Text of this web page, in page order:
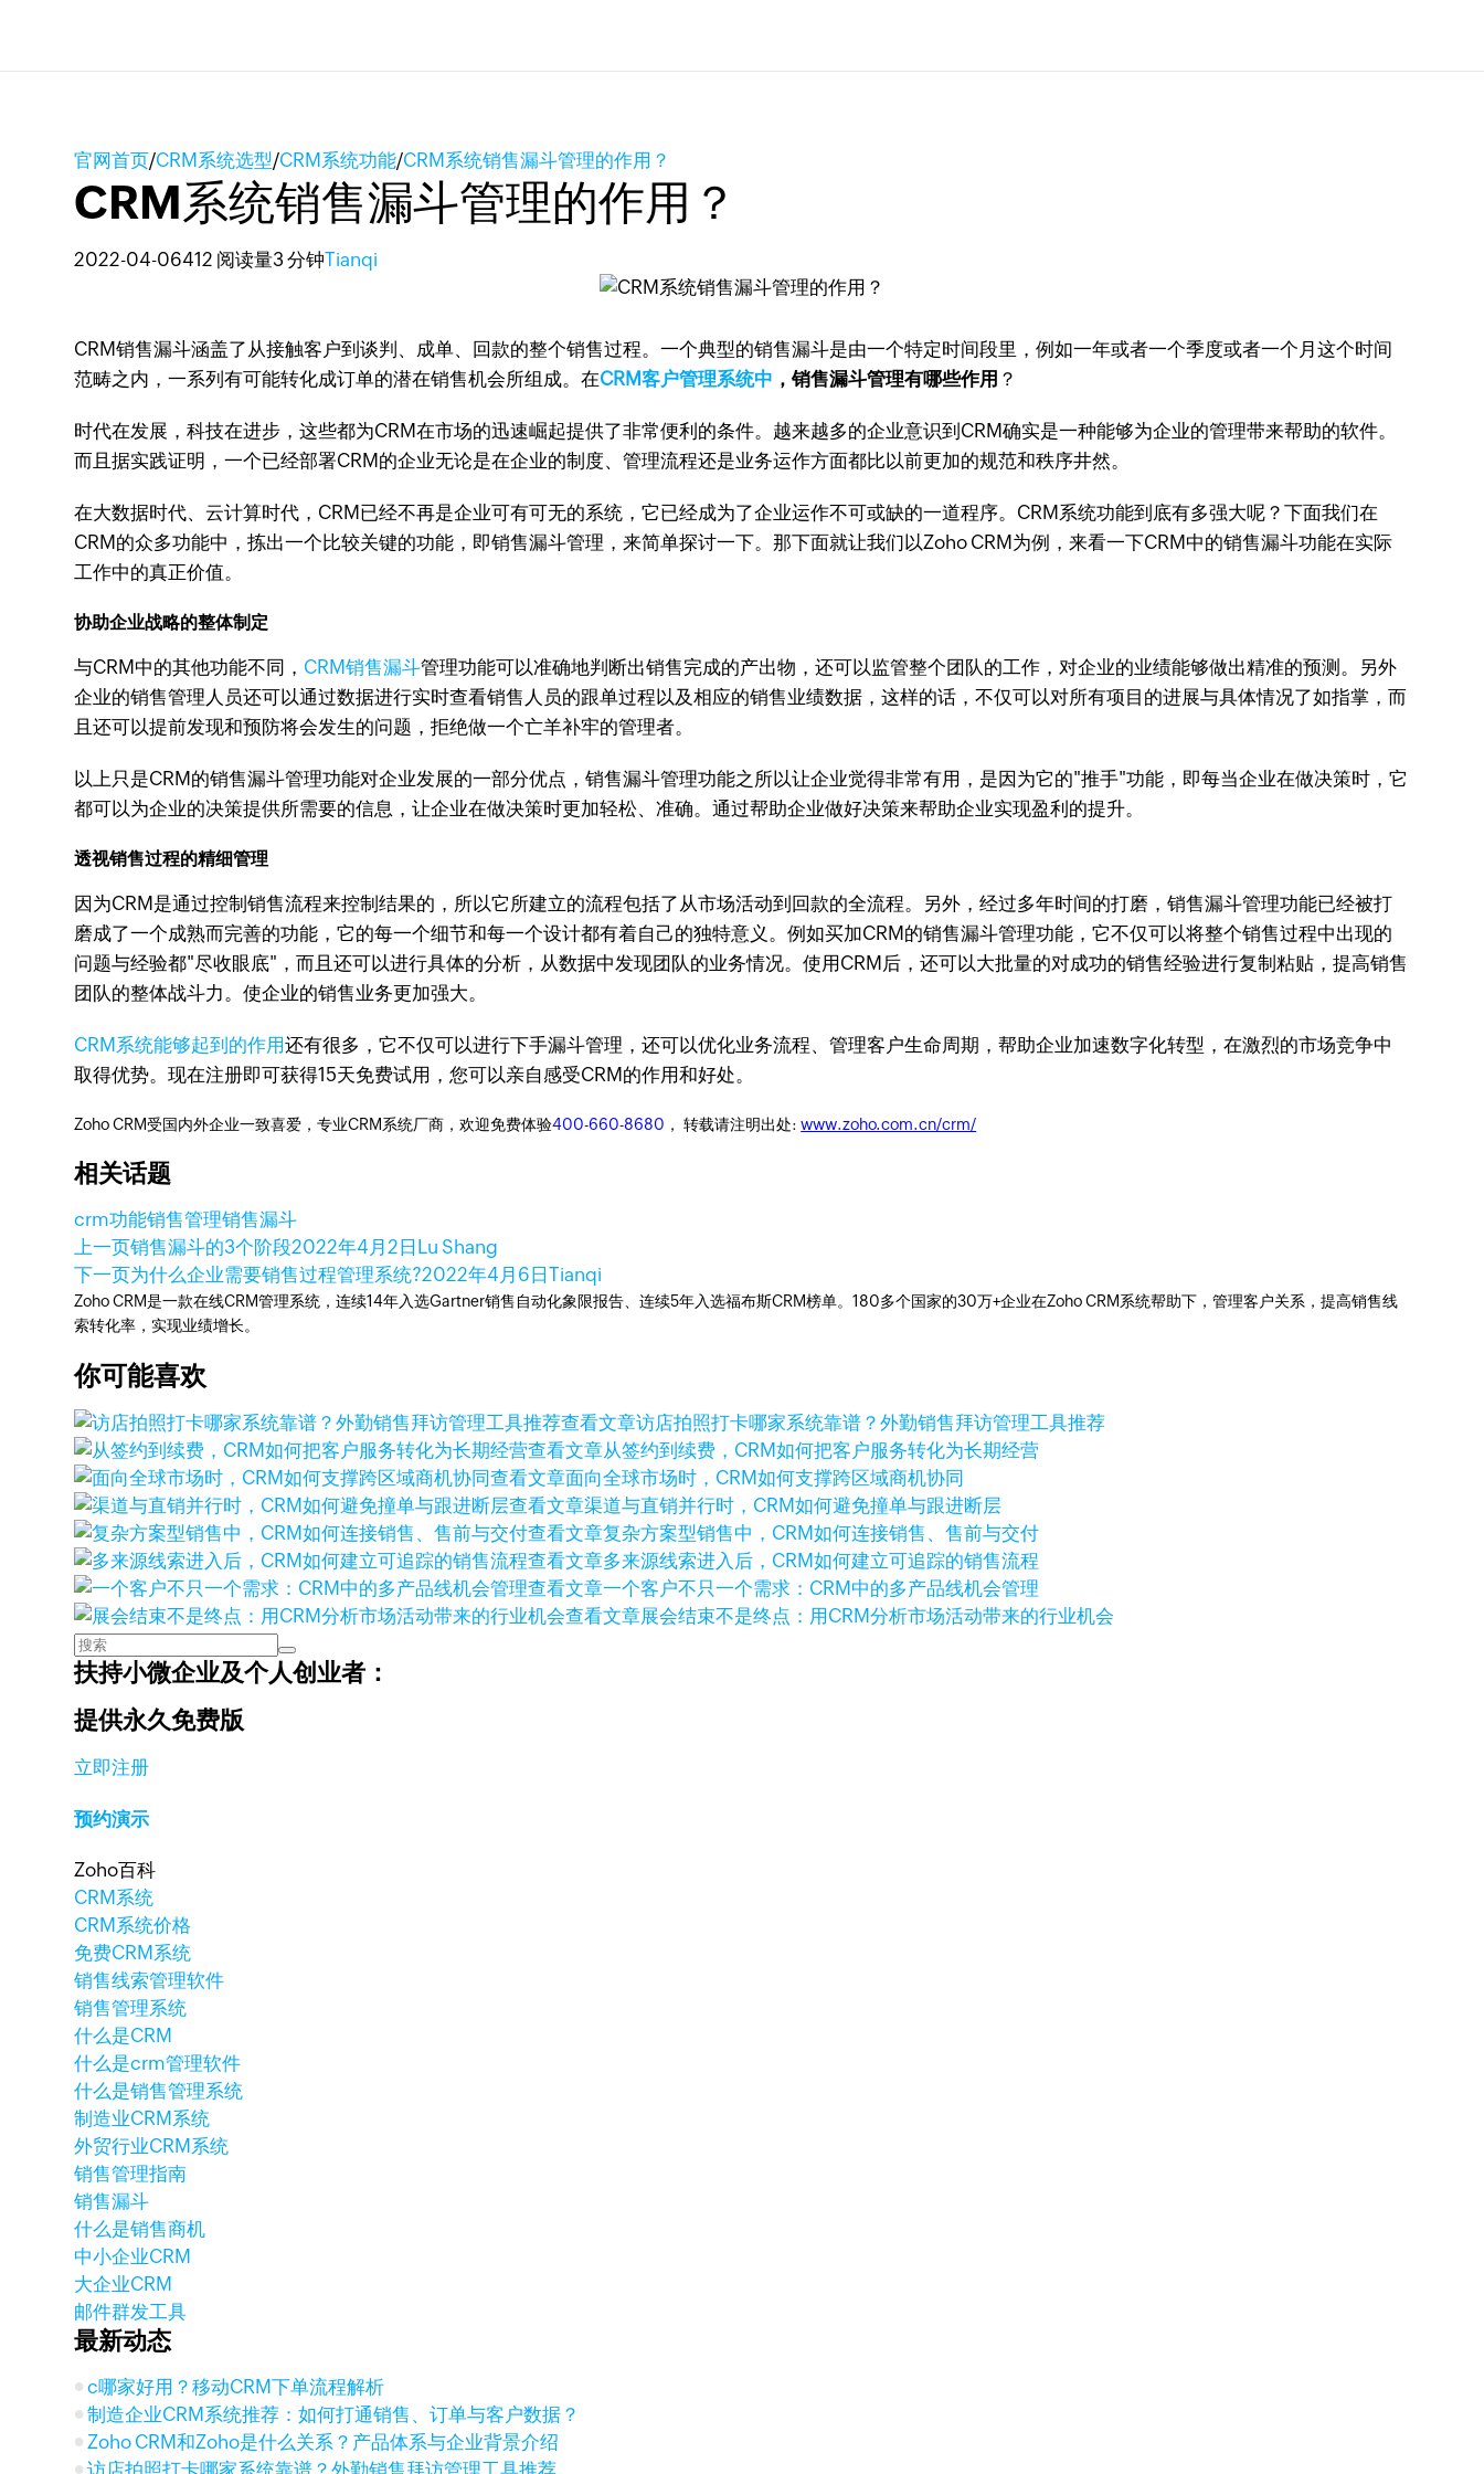
官网首页/CRM系统选型/CRM系统功能/CRM系统销售漏斗管理的作用？
CRM系统销售漏斗管理的作用？
2022-04-06412 阅读量3 分钟Tianqi
CRM销售漏斗涵盖了从接触客户到谈判、成单、回款的整个销售过程。一个典型的销售漏斗是由一个特定时间段里，例如一年或者一个季度或者一个月这个时间
范畴之内，一系列有可能转化成订单的潜在销售机会所组成。在CRM客户管理系统中 ，销售漏斗管理有哪些作用 ？
时代在发展，科技在进步，这些都为CRM在市场的迅速崛起提供了非常便利的条件。越来越多的企业意识到CRM确实是一种能够为企业的管理带来帮助的软件。
而且据实践证明，一个已经部署CRM的企业无论是在企业的制度、管理流程还是业务运作方面都比以前更加的规范和秩序井然。
在大数据时代、云计算时代，CRM已经不再是企业可有可无的系统，它已经成为了企业运作不可或缺的一道程序。CRM系统功能到底有多强大呢？下面我们在
CRM的众多功能中，拣出一个比较关键的功能，即销售漏斗管理，来简单探讨一下。那下面就让我们以Zoho CRM为例，来看一下CRM中的销售漏斗功能在实际
工作中的真正价值。
协助企业战略的整体制定
与CRM中的其他功能不同， CRM销售漏斗管理功能可以准确地判断出销售完成的产出物，还可以监管整个团队的工作，对企业的业绩能够做出精准的预测。另外
企业的销售管理人员还可以通过数据进行实时查看销售人员的跟单过程以及相应的销售业绩数据，这样的话，不仅可以对所有项目的进展与具体情况了如指掌，而
且还可以提前发现和预防将会发生的问题，拒绝做一个亡羊补牢的管理者。
以上只是CRM的销售漏斗管理功能对企业发展的一部分优点，销售漏斗管理功能之所以让企业觉得非常有用，是因为它的"推手"功能，即每当企业在做决策时，它
都可以为企业的决策提供所需要的信息，让企业在做决策时更加轻松、准确。通过帮助企业做好决策来帮助企业实现盈利的提升。
透视销售过程的精细管理
因为CRM是通过控制销售流程来控制结果的，所以它所建立的流程包括了从市场活动到回款的全流程。另外，经过多年时间的打磨，销售漏斗管理功能已经被打
磨成了一个成熟而完善的功能，它的每一个细节和每一个设计都有着自己的独特意义。例如买加CRM的销售漏斗管理功能，它不仅可以将整个销售过程中出现的
问题与经验都"尽收眼底"，而且还可以进行具体的分析，从数据中发现团队的业务情况。使用CRM后，还可以大批量的对成功的销售经验进行复制粘贴，提高销售
团队的整体战斗力。使企业的销售业务更加强大。
CRM系统能够起到的作用还有很多，它不仅可以进行下手漏斗管理，还可以优化业务流程、管理客户生命周期，帮助企业加速数字化转型，在激烈的市场竞争中
取得优势。现在注册即可获得15天免费试用，您可以亲自感受CRM的作用和好处。
Zoho CRM受国内外企业一致喜爱，专业CRM系统厂商，欢迎免费体验400-660-8680 ， 转载请注明出处:www.zoho.com.cn/crm/
相关话题
crm功能销售管理销售漏斗
上一页销售漏斗的3个阶段2022年4月2日 Lu Shang
下一页为什么企业需要销售过程管理系统?2022年4月6日Tianqi
Zoho CRM是一款在线CRM管理系统，连续14年入选Gartner销售自动化象限报告、连续5年入选福布斯CRM榜单。180多个国家的30万+企业在Zoho CRM系统帮助下，管理客户关系，提高销售线
索转化率，实现业绩增长。
你可能喜欢
查看文章访店拍照打卡哪家系统靠谱？外勤销售拜访管理工具推荐
查看文章从签约到续费，CRM如何把客户服务转化为长期经营
查看文章面向全球市场时，CRM如何支撑跨区域商机协同
查看文章渠道与直销并行时，CRM如何避免撞单与跟进断层
查看文章复杂方案型销售中，CRM如何连接销售、售前与交付
查看文章多来源线索进入后，CRM如何建立可追踪的销售流程
查看文章一个客户不只一个需求：CRM中的多产品线机会管理
查看文章展会结束不是终点：用CRM分析市场活动带来的行业机会
扶持小微企业及个人创业者：
提供永久免费版
立即注册
预约演示
Zoho百科
CRM系统
CRM系统价格
免费CRM系统
销售线索管理软件
销售管理系统
什么是CRM
什么是crm管理软件
什么是销售管理系统
制造业CRM系统
外贸行业CRM系统
销售管理指南
销售漏斗
什么是销售商机
中小企业CRM
大企业CRM
邮件群发工具
最新动态
c哪家好用？移动CRM下单流程解析
制造企业CRM系统推荐：如何打通销售、订单与客户数据？
Zoho CRM和Zoho是什么关系？产品体系与企业背景介绍
访店拍照打卡哪家系统靠谱？外勤销售拜访管理工具推荐